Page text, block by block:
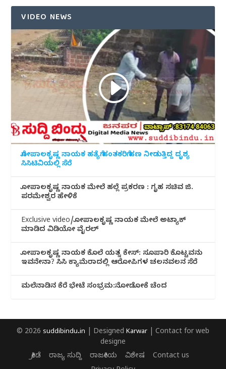
VIDEO NEWS
ಗೋಪಾಲಕೃಷ್ಣ ನಾಯಕ ಹತ್ಯೆಗೆ ಹಂತಕರಿಗೆ ಹಣ ನೀಡುತ್ತಿದ್ದ ದೃಶ್ಯ
ಸಿಸಿಟಿವಿಯಲ್ಲಿ ಸೆರೆ
ಗೋಪಾಲಕೃಷ್ಣ ನಾಯಕ ಮೇಲೆ ಹಲ್ಲೆ ಪ್ರಕರಣ : ಗೃಹ ಸಚಿವ ಜಿ.
ಪರಮೇಶ್ವರ ಹೇಳಿಕೆ
Exclusive video/ಗೋಪಾಲಕೃಷ್ಣ ನಾಯಕ ಮೇಲೆ ಅಟ್ಯಾಕ್
ಮಾಡಿದ ವಿಡಿಯೋ ವೈರಲ್
ಗೋಪಾಲಕೃಷ್ಣ ನಾಯಕ ಕೊಲೆ ಯತ್ನ ಕೇಸ್: ಸೂಪಾರಿ ಕೊಟ್ಟವನು
ಇವನೇನಾ? ಸಿಸಿ ಕ್ಯಾಮೆರಾದಲ್ಲಿ ಆರೋಪಿಗಳ ಚಲನವಲನ ಸೆರೆ
ಮಲೆನಾಡಿ‌ನ ಕೆರೆ ಭೇಟೆ ಸಂಭ್ರಮ:ನೋಡೋಕೆ ಚೆಂದ
© 2026 suddibindu.in | Designed Karwar | Contact for web
designe
ಕ್ರೀಡೆ
ರಾಜ್ಯ ಸುದ್ದಿ ರಾಜಕೀಯ ವಿಶೇಷ
Contact us